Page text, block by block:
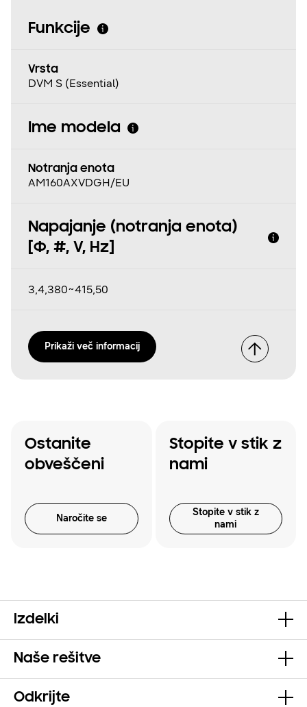
Funkcije
Vrsta
DVM S (Essential)
Ime modela
Notranja enota
AM160AXVDGH/EU
Napajanje (notranja enota)
[Φ, #, V, Hz]
3,4,380~415,50
Prikaži več informacij
Ostanite
obveščeni
Naročite se
Stopite v stik z
nami
Stopite v stik z
nami
Izdelki
Naše rešitve
Odkrijte